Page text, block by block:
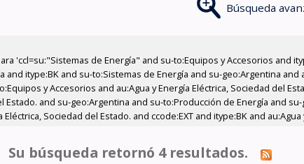
Búsqueda
'ccl=su:"Sistemas de Energía" and su-to:Equipos y Accesorios and
and itype:BK and su-to:Sistemas de Energía and su-geo:Argentina and
y Accesorios and au:Agua y Energía Eléctrica, Sociedad del
Estado. and su-geo:Argentina and su-to:Producción de Energía and
Sociedad del Estado. and ccode:EXT and itype:BK and
Su búsqueda retornó 4 resultados.